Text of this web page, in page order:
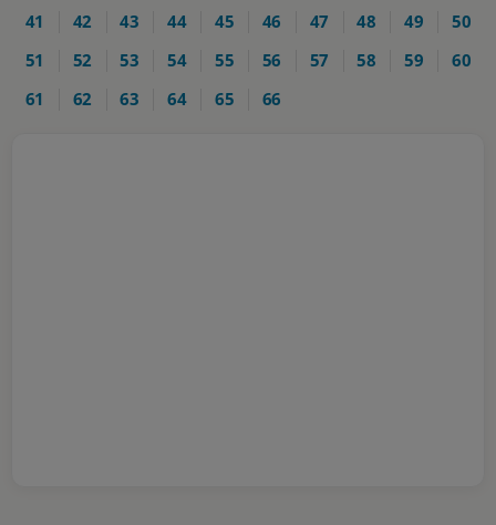
41
42 43 44 45 46 47 48 49
50
51
52 53 54 55 56 57 58 59
60
61
62 63 64 65 66